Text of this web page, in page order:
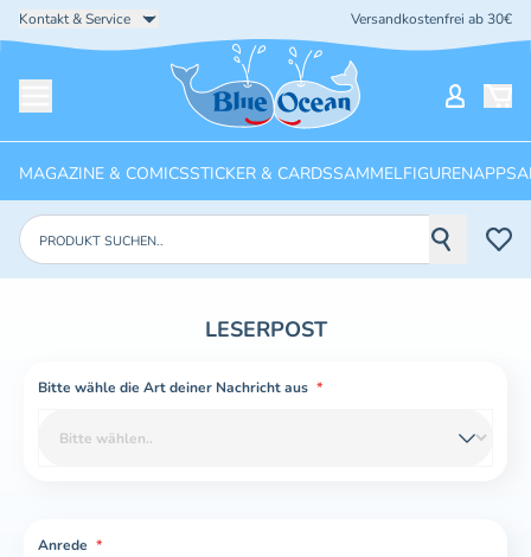
Kontakt & Service Versandkostenfrei ab 30€
Startseite
MAGAZINE & COMICSSTICKER & CARDSSAMMELFIGURENAPPS
Produkte suchen
LESERPOST
Bitte wähle die Art deiner Nachricht aus *
Anrede *